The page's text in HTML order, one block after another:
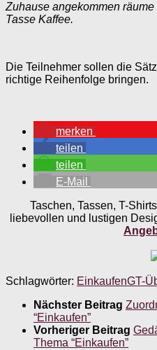
Zuhause angekommen
Tasse Kaffee.
Die Teilnehmer sollen die
richtige Reihenfolge bringen.
merken
teilen
teilen
E-Mail
Taschen, Tassen, T-
liebevollen und lustigen
Schlagwörter: EinkaufenGT-
Nächster Beitrag
“Einkaufen”
Vorheriger Beitrag
Thema “Einkaufen”